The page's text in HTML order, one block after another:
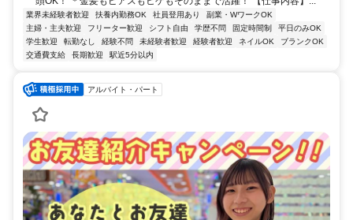
業界未経験者歓迎 扶養内勤務OK 社員登用あり
副業・WワークOK
主婦・主夫歓迎
フリーター歓迎 シフト自由 学歴不問 固定時間制
平日のみOK
学生歓迎
転勤なし 経験不問 未経験者歓迎 経験者歓迎 ネイルOK
ブランクOK
交通費支給
長期歓迎 駅近5分以内
アルバイト・パート